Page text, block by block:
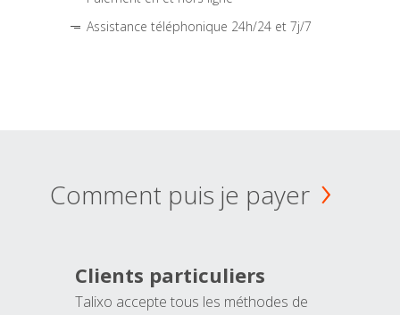
Assistance téléphonique 24h/24 et 7j/7
Comment puis je payer
Clients particuliers
Talixo accepte tous les méthodes de